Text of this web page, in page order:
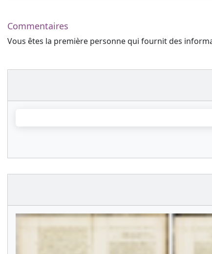
Commentaires
Vous êtes la première personne qui fournit des